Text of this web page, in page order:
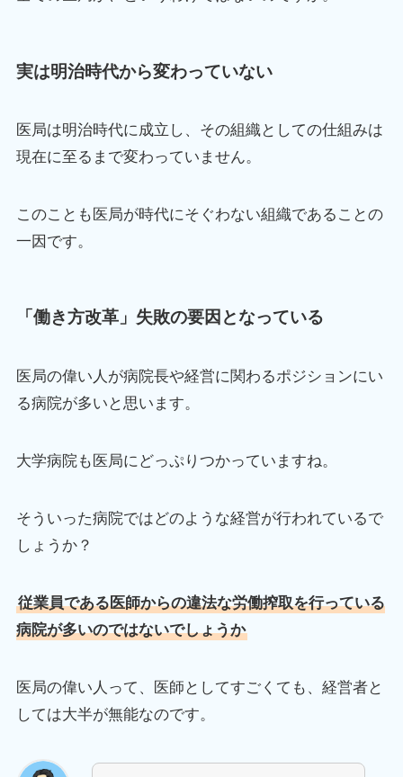
実は明治時代から変わっていない
医局は明治時代に成立し、その組織としての仕組みは
現在に至るまで変わっていません。
このことも医局が時代にそぐわない組織であることの
一因です。
「働き方改革」失敗の要因となっている
医局の偉い人が病院長や経営に関わるポジションにい
る病院が多いと思います。
大学病院も医局にどっぷりつかっていますね。
そういった病院ではどのような経営が行われているで
しょうか？
従業員である医師からの違法な労働搾取を行っている
病院が多いのではないでしょうか
医局の偉い人って、医師としてすごくても、経営者と
しては大半が無能なのです。